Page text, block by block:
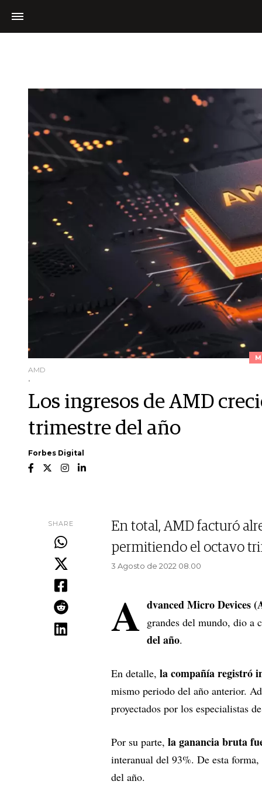
AMD
.
Los ingresos de AMD
trimestre del año
Forbes Digital
SHARE
En total, AMD facturó
permitiendo el octavo
3 Agosto de 2022 08.00
A dvanced Micro Devices
grandes del mundo, dio a
del año.
En detalle, la compañía registró
mismo periodo del año anterior.
proyectados por los especialistas
Por su parte, la ganancia bruta
interanual del 93%. De esta
del año.